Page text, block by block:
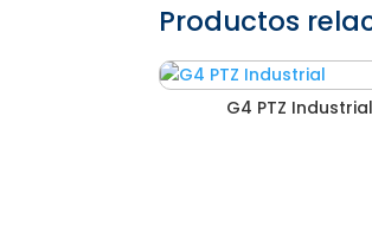
Productos
G4 PTZ Industrial